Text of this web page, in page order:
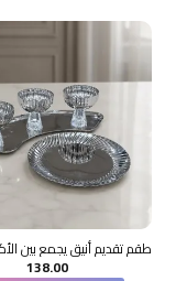
138.00